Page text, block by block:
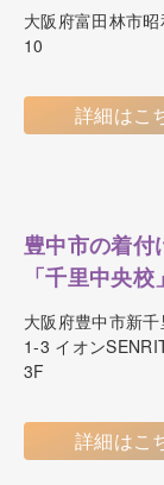
大阪府富田林市
10
詳細はこ
豊中市の着付
「千里中央校」
大阪府豊中市新
1-3 イオン
3F
詳細はこ